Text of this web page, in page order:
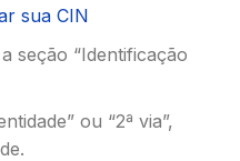
sua CIN
seção “Identificação
ou “2ª via”,